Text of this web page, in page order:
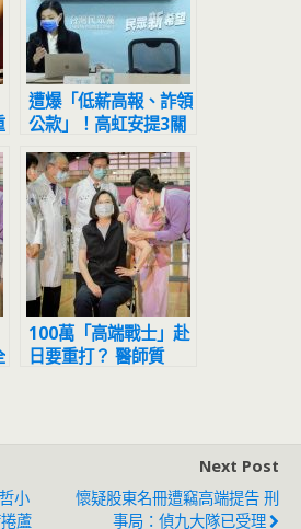
遭爆「低薪高報、詐領
公款」！高虹安提3關
鍵說明：代墊款都會繳
回
100萬「高端戰士」赴
日要重打？ 醫師質
小
蘆
Next Post
懷疑股東名冊遭竊高端提告 刑
事局：偵九大隊已受理